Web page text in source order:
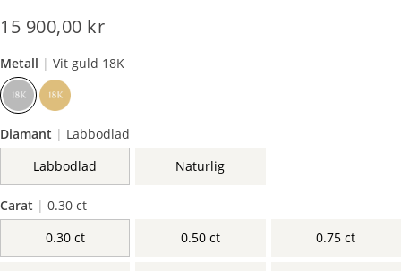
15 900,00 kr
Metall | Vit guld 18K
Diamant | Labbodlad
Labbodlad
Naturlig
Carat | 0.30 ct
0.30 ct
0.50 ct 0.75 ct